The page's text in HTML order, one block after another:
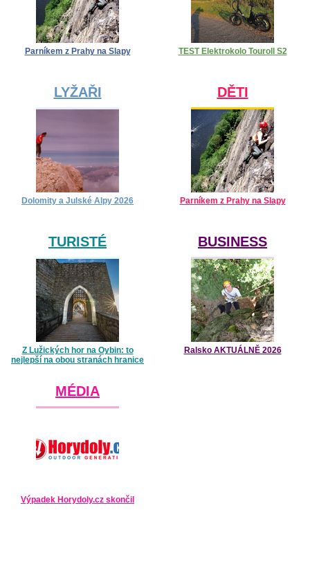
Parníkem z Prahy na Slapy TEST Elektrokolo Touroll S2
LYŽAŘI
Dolomity a Julské Alpy 2026
DĚTI
Parníkem z Prahy na Slapy
TURISTÉ
Z Lužických hor na Oybin: to
nejlepší na obou stranách hranice
BUSINESS
Ralsko AKTUÁLNĚ 2026
MÉDIA
Výpadek Horydoly.cz skončil